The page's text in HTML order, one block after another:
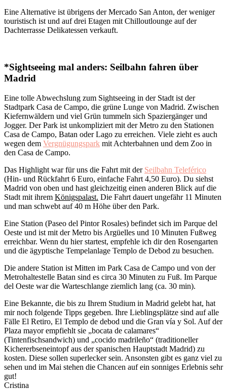
Eine Alternative ist übrigens der Mercado San Anton, der weniger
touristisch ist und auf drei Etagen mit Chilloutlounge auf der
Dachterrasse Delikatessen verkauft.
*Sightseeing mal anders: Seilbahn fahren über
Madrid
Eine tolle Abwechslung zum Sightseeing in der Stadt ist der
Stadtpark Casa de Campo, die grüne Lunge von Madrid. Zwischen
Kiefernwäldern und viel Grün tummeln sich Spaziergänger und
Jogger. Der Park ist unkompliziert mit der Metro zu den Stationen
Casa de Campo, Batan oder Lago zu erreichen. Viele zieht es auch
wegen dem Vergnügungspark mit Achterbahnen und dem Zoo in
den Casa de Campo.
Das Highlight war für uns die Fahrt mit der Seilbahn Teleférico
(Hin- und Rückfahrt 6 Euro, einfache Fahrt 4,50 Euro). Du siehst
Madrid von oben und hast gleichzeitig einen anderen Blick auf die
Stadt mit ihrem Königspalast. Die Fahrt dauert ungefähr 11 Minuten
und man schwebt auf 40 m Höhe über den Park.
Eine Station (Paseo del Pintor Rosales) befindet sich im Parque del
Oeste und ist mit der Metro bis Argüelles und 10 Minuten Fußweg
erreichbar. Wenn du hier startest, empfehle ich dir den Rosengarten
und die ägyptische Tempelanlage Templo de Debod zu besuchen.
Die andere Station ist Mitten im Park Casa de Campo und von der
Metrohaltestelle Batan sind es circa 30 Minuten zu Fuß. Im Parque
del Oeste war die Warteschlange ziemlich lang (ca. 30 min).
Eine Bekannte, die bis zu Ihrem Studium in Madrid gelebt hat, hat
mir noch folgende Tipps gegeben. Ihre Lieblingsplätze sind auf alle
Fälle El Retiro, El Templo de debod und die Gran vía y Sol. Auf der
Plaza mayor empfiehlt sie „bocata de calamares“
(Tintenfischsandwich) und „cocido madrileño“ (traditioneller
Kichererbseneintopf aus der spanischen Hauptstadt Madrid) zu
kosten. Diese sollen superlecker sein. Ansonsten gibt es ganz viel zu
sehen und im Mai stehen die Chancen auf ein sonniges Erlebnis sehr
gut!
Cristina